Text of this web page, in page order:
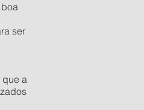
ser
que a